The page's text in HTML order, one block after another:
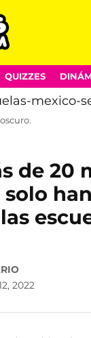
QUIZZES
de 20
solo
2022